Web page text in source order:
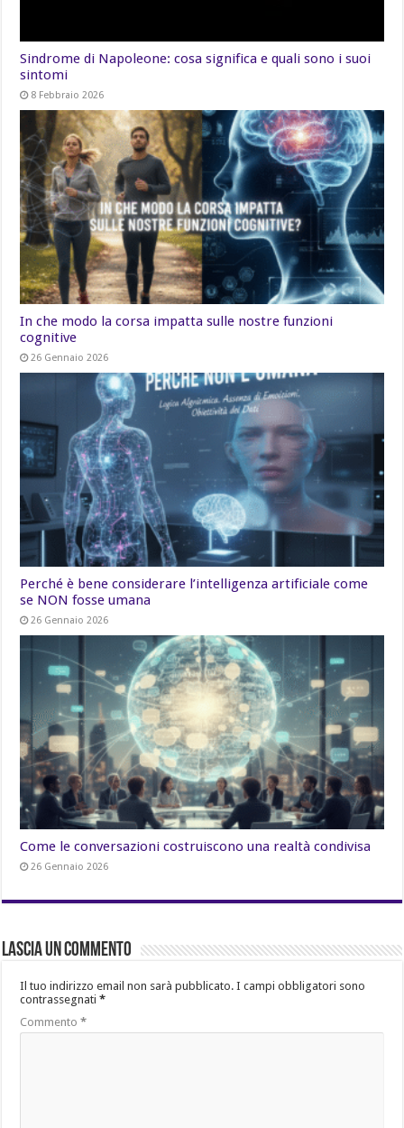
Sindrome di Napoleone: cosa significa e quali sono i suoi
sintomi
8 Febbraio 2026
In che modo la corsa impatta sulle nostre funzioni
cognitive
26 Gennaio 2026
Perché è bene considerare l’intelligenza artificiale come
se NON fosse umana
26 Gennaio 2026
Come le conversazioni costruiscono una realtà condivisa
26 Gennaio 2026
Lascia un commento
Il tuo indirizzo email non sarà pubblicato. I campi obbligatori sono
contrassegnati*
Commento*